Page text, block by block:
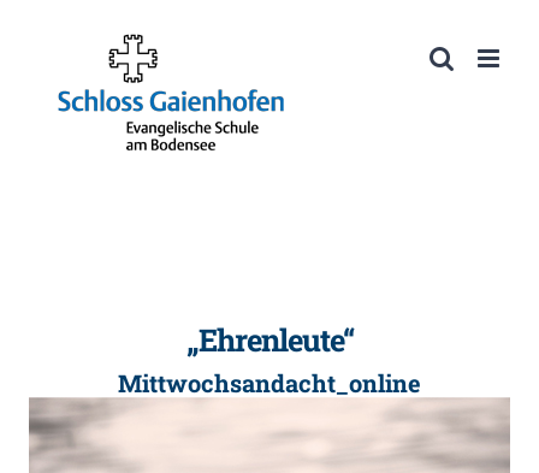
Werkzeugleiste öffnen
springen
„Ehrenleute“
Mittwochsandacht_online